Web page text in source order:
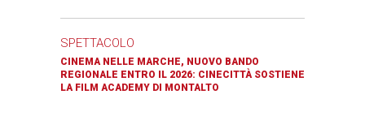
SPETTACOLO
CINEMA NELLE MARCHE, NUOVO BANDO
REGIONALE ENTRO IL 2026: CINECITTÀ SOSTIENE
LA FILM ACADEMY DI MONTALTO